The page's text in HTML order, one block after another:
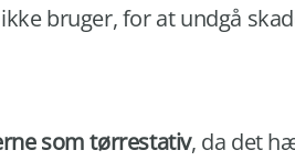
bruger, for at undgå
som tørrestativ, da det